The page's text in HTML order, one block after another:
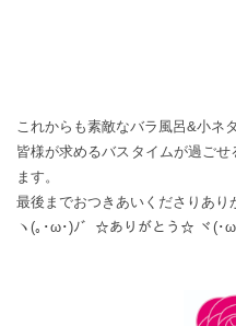
これからも素敵なバラ風呂&小ネ
皆様が求めるバスタイムが過ご
ます。
最後までおつきあいくださりあり
ヽ(｡･ω･)ﾉ゛☆ありがとう☆ ヾ(･ω